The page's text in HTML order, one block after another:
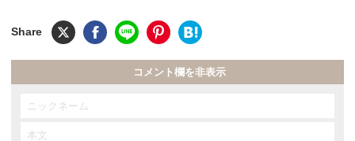
コメント欄を非表示